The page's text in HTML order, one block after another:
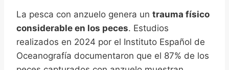
La pesca con anzuelo genera un trauma físico
considerable en los peces. Estudios
realizados en 2024 por el Instituto Español de
Oceanografía documentaron que el 87% de los